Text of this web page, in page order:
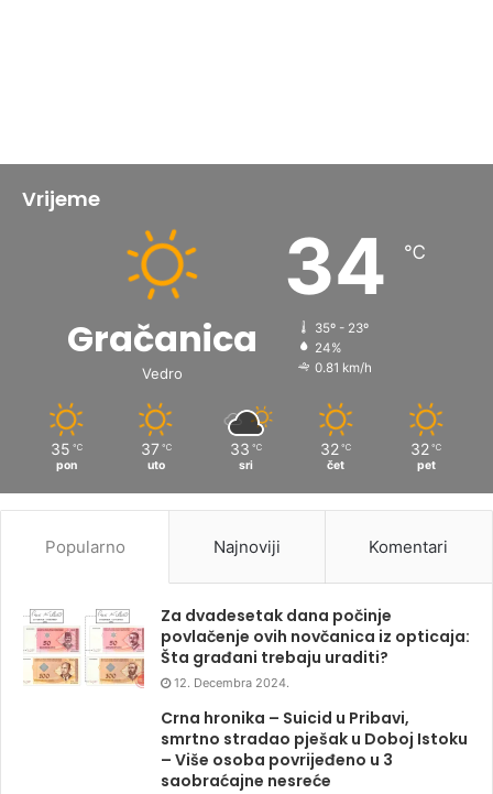
Vrijeme
Gračanica
Vedro
34 ℃
35º - 23º
24%
0.81 km/h
35 ℃
pon
37 ℃
uto
33 ℃
sri
32 ℃
čet
32 ℃
pet
Popularno Najnoviji Komentari
Za dvadesetak dana počinje
povlačenje ovih novčanica iz opticaja:
Šta građani trebaju uraditi?
12. Decembra 2024.
Crna hronika – Suicid u Pribavi,
smrtno stradao pješak u Doboj Istoku
– Više osoba povrijeđeno u 3
saobraćajne nesreće